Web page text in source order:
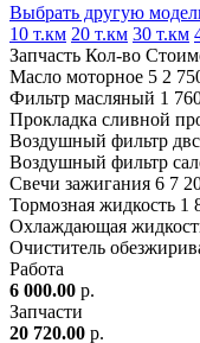
Выбрать другую
10 т.км 20 т.км 30 т.км
Запчасть Кол-во
Масло моторное 5 2
Фильтр масляный 1
Прокладка сливной
Воздушный фильтр двс
Воздушный фильтр
Свечи зажигания 6 7
Тормозная жидкость 1
Охлаждающая
Очиститель
Работа
6 000.00 р.
Запчасти
20 720.00 р.